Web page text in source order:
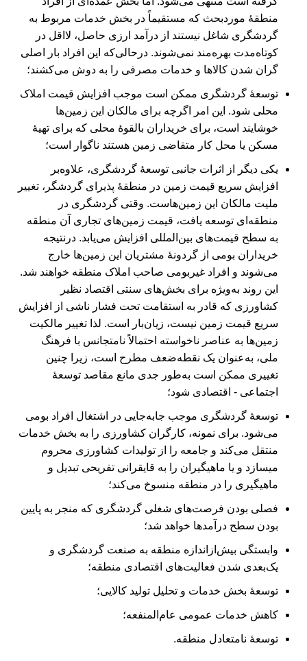
منطقۀ موردبحث که مستقیماً در بخش خدمات مربوط به
گردشگری شاغل نیستند از درآمد ارزی حاصل، لااقل در
کوتاه‌مدت بهره‌مند نمی‌شوند. درحالی‌که این افراد بار اصلی
گران شدن کالاها و خدمات مصرفی را به دوش می‏‌کشند؛
توسعۀ گردشگری ممکن است موجب افزایش قیمت املاک
محلی شود. این امر اگرچه برای مالکان این زمین‏‌ها
خوشایند است، برای خریداران بالقوۀ محلی که برای تهیۀ
مسکن یا محل کار متقاضی زمین هستند ناگوار است؛
یکی دیگر از اثرات جانبی توسعۀ گردشگری، علاوه‌بر
افزایش سریع قیمت زمین در منطقۀ پذیرای گردشگر، تغییر
ملیت مالکان این زمین‏‌هاست. وقتی گردشگری در
منطقه‌ای توسعه یافت، قیمت زمین‏‌های تجاری آن منطقه
به سطح قیمت‏‌های بین‌المللی افزایش می‌‏یابد. درنتیجه
خریداران بومی از گردونۀ مشتریان این زمین‏‌ها خارج
می‏‌شوند و افراد غیربومی صاحب املاک منطقه خواهند شد.
این روند به‌ویژه برای بخش‌‏های سنتی اقتصاد نظیر
کشاورزی که قادر به استقامت تحت فشار ناشی از افزایش
سریع قیمت زمین نیست، زیان‌بار است. لذا تغییر مالکیت
زمین‏‌ها به عناصر ناخواسته احتمالاً نامتجانس با فرهنگ
ملی، به‌عنوان یک نقطه‌ضعف مطرح است، زیرا چنین
تغییری ممکن است به‌طور جدی مانع مقاصد توسعۀ
اجتماعی - اقتصادی شود؛
توسعۀ گردشگری موجب جابه‌جایی در اشتغال افراد بومی
می‏‌شود. برای نمونه، کارگران کشاورزی را به بخش خدمات
منتقل می‏‌کند و جامعه را از تولیدات کشاورزی محروم
می‏سازد و یا ماهیگیران را به قایقرانی تفریحی تبدیل و
ماهیگیری را در منطقه منسوخ می‏‌کند؛
فصلی بودن فرصت‌‏های شغلی گردشگری که منجر به پایین
بودن سطح درآمد‏ها خواهد شد؛
وابستگی بیش‌ازاندازه منطقه به صنعت گردشگری و
یک‌بعدی شدن فعالیت‏‌های اقتصادی منطقه؛
توسعۀ بخش خدمات و تحلیل تولید کالایی؛
کاهش خدمات عمومی عام‌المنفعه؛
توسعۀ نامتعادل منطقه.